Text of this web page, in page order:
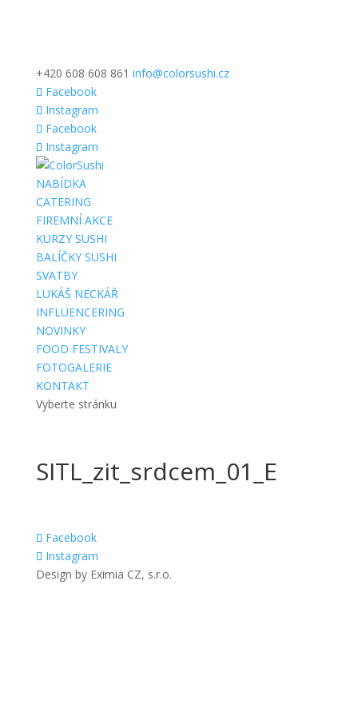
+420 608 608 861 info@colorsushi.cz
Facebook
Instagram
Facebook
Instagram
NABÍDKA
CATERING
FIREMNÍ AKCE
KURZY SUSHI
BALÍČKY SUSHI
SVATBY
LUKÁŠ NECKÁŘ
INFLUENCERING
NOVINKY
FOOD FESTIVALY
FOTOGALERIE
KONTAKT
Vyberte stránku
SITL_zit_srdcem_01_E
Facebook
Instagram
Design by Eximia CZ, s.r.o.